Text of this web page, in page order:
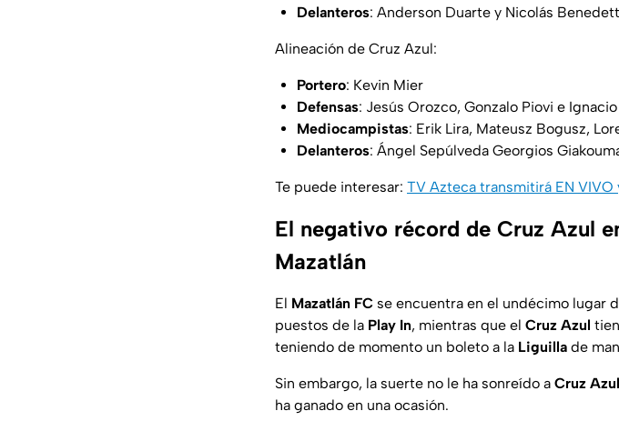
Delanteros: Anderson Duarte y Nicolás
Alineación de Cruz Azul:
Portero: Kevin Mier
Defensas: Jesús Orozco, Gonzalo Piovi e
Mediocampistas: Erik Lira, Mateusz Bogusz,
Delanteros: Ángel Sepúlveda Georgios
Te puede interesar: TV Azteca transmitirá EN VIVO
El negativo récord de Cruz Azul
Mazatlán
El Mazatlán FC se encuentra en el undécimo lugar
puestos de la Play In, mientras que el Cruz Azul
teniendo de momento un boleto a la Liguilla de
Sin embargo, la suerte no le ha sonreído a Cruz
ha ganado en una ocasión.